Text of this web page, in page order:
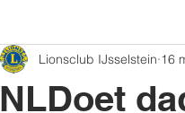
NLDoet
Lionsclub IJsselstein 16